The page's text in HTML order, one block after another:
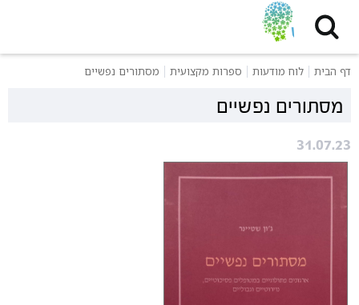
דף הבית לוח מודעות ספרות מקצועית מסתורים נפשיים
מסתורים נפשיים
31.07.23